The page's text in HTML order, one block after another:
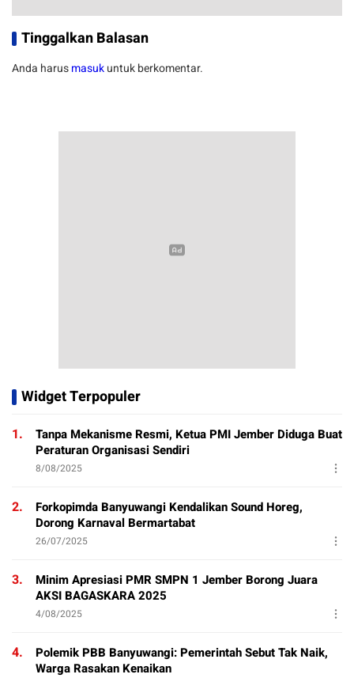
Tinggalkan Balasan
Anda harusmasukuntuk berkomentar.
Widget Terpopuler
1.
Tanpa Mekanisme Resmi, Ketua PMI Jember Diduga Buat
Peraturan Organisasi Sendiri
8/08/2025
2.
Forkopimda Banyuwangi Kendalikan Sound Horeg,
Dorong Karnaval Bermartabat
26/07/2025
3.
Minim Apresiasi PMR SMPN 1 Jember Borong Juara
AKSI BAGASKARA 2025
4/08/2025
4.
Polemik PBB Banyuwangi: Pemerintah Sebut Tak Naik,
Warga Rasakan Kenaikan